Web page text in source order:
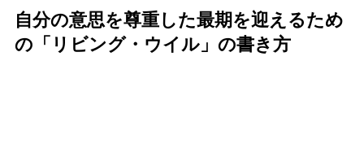
自分の意思を尊重した最期を迎えるため
の「リビング・ウイル」の書き方